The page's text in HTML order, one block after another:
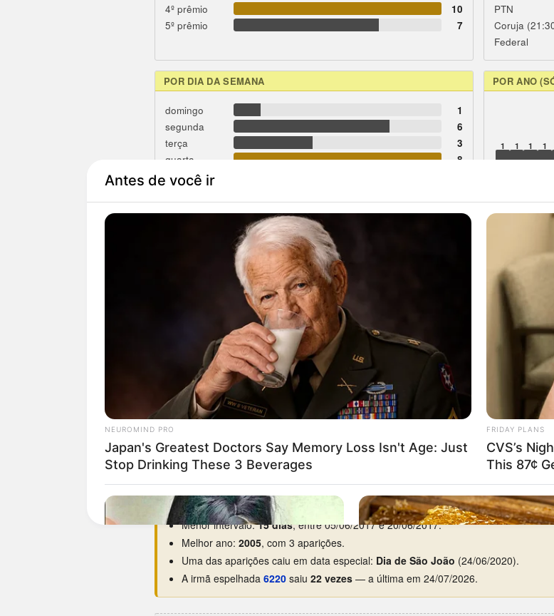
4º prêmio
10
5º prêmio
7
PTN
Coruja
Federal
POR DIA DA SEMANA
domingo
1
segunda
6
terça
3
quarta
8
quinta
POR ANO
1 1 1 1
Curiosidades da 0226
O dia da semana preferido é
Estreou na base em23/09/1981(Federal, 1º prêmio) —já como cabeça.
Maior hiato:2.390 dias
(há cerca de 7 anos de silêncio), entre 25/04/1984 e 10/
Menor intervalo:15 dias, entre 05/06/2017 e 20/06/2017.
Melhor ano: 2005, com 3 aparições.
Uma das aparições caiu em data especial: Dia de São João (24/06/2020).
A irmã espelhada 6220 saiu 22 vezes — a última em 24/07/2026.